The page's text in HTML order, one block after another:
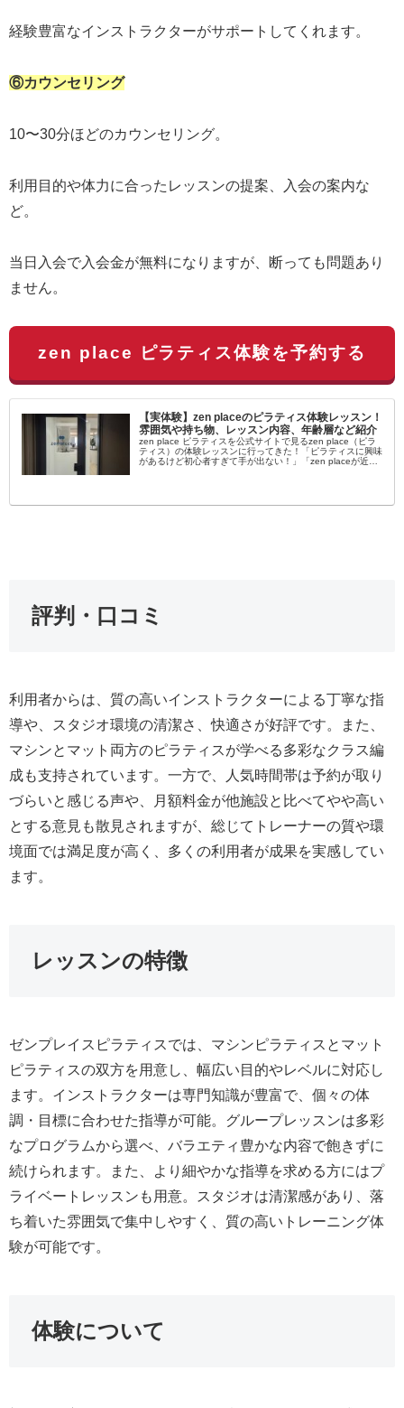
経験豊富なインストラクターがサポートしてくれます。
⑥カウンセリング
10〜30分ほどのカウンセリング。
利用目的や体力に合ったレッスンの提案、入会の案内な
ど。
当日入会で入会金が無料になりますが、断っても問題あり
ません。
zen place ピラティス体験を予約する
【実体験】zen placeのピラティス体験レッスン！
雰囲気や持ち物、レッスン内容、年齢層など紹介
zen place ピラティスを公式サイトで見るzen place（ピラ
ティス）の体験レッスンに行ってきた！「ピラティスに興味
があるけど初心者すぎて手が出ない！」「zen placeが近く
評判・口コミ
利用者からは、質の高いインストラクターによる丁寧な指
導や、スタジオ環境の清潔さ、快適さが好評です。また、
マシンとマット両方のピラティスが学べる多彩なクラス編
成も支持されています。一方で、人気時間帯は予約が取り
づらいと感じる声や、月額料金が他施設と比べてやや高い
とする意見も散見されますが、総じてトレーナーの質や環
境面では満足度が高く、多くの利用者が成果を実感してい
ます。
レッスンの特徴
ゼンプレイスピラティスでは、マシンピラティスとマット
ピラティスの双方を用意し、幅広い目的やレベルに対応し
ます。インストラクターは専門知識が豊富で、個々の体
調・目標に合わせた指導が可能。グループレッスンは多彩
なプログラムから選べ、バラエティ豊かな内容で飽きずに
続けられます。また、より細やかな指導を求める方にはプ
ライベートレッスンも用意。スタジオは清潔感があり、落
ち着いた雰囲気で集中しやすく、質の高いトレーニング体
験が可能です。
体験について